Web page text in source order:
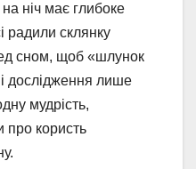
ніч має глибоке
радили склянку
сном, щоб «шлунок
дослідження лише
мудрість,
про користь